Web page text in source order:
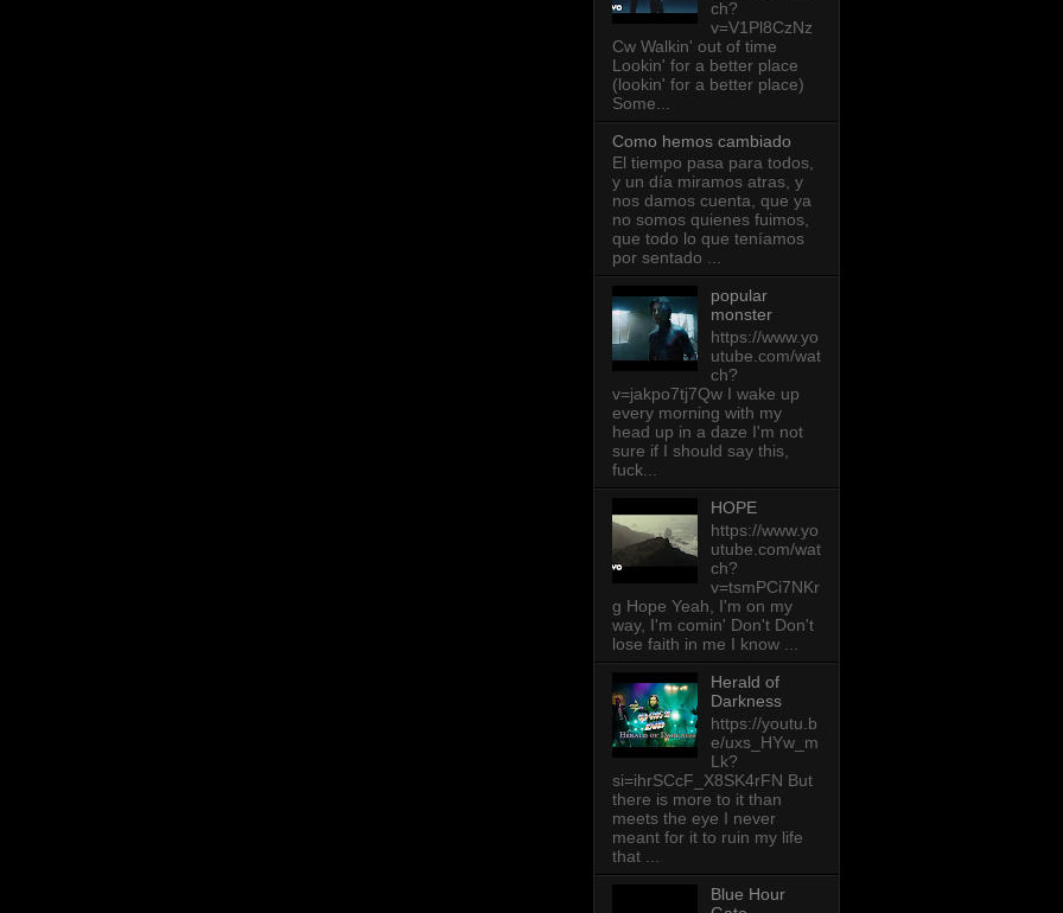
ch?
v=V1Pl8CzNz
Cw Walkin' out of time
Lookin' for a better place
(lookin' for a better place)
Some...
Como hemos cambiado
El tiempo pasa para todos,
y un día miramos atras, y
nos damos cuenta, que ya
no somos quienes fuimos,
que todo lo que teníamos
por sentado ...
popular
monster
https://www.yo
utube.com/wat
ch?
v=jakpo7tj7Qw I wake up
every morning with my
head up in a daze I'm not
sure if I should say this,
fuck...
HOPE
https://www.yo
utube.com/wat
ch?
v=tsmPCi7NKr
g Hope Yeah, I'm on my
way, I'm comin' Don't Don't
lose faith in me I know ...
Herald of
Darkness
https://youtu.b
e/uxs_HYw_m
Lk?
si=ihrSCcF_X8SK4rFN But
there is more to it than
meets the eye I never
meant for it to ruin my life
that ...
Blue Hour